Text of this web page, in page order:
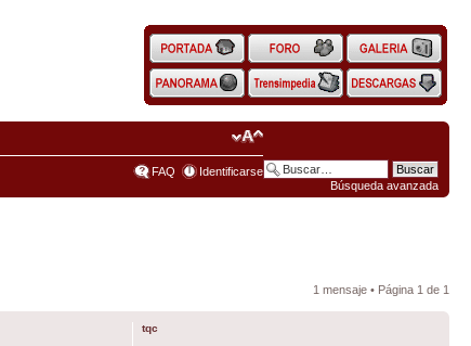
Búsqueda avanzada
FAQ Identificarse
1 mensaje • Página 1 de 1
tqc